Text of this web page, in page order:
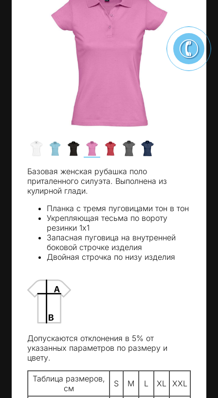
Базовая женская рубашка поло
приталенного силуэта. Выполнена из
кулирной глади.
Планка с тремя пуговицами тон в тон
Укрепляющая тесьма по вороту
резинки 1х1
Запасная пуговица на внутренней
боковой строчке изделия
Двойная строчка по низу изделия
Допускаются отклонения в 5% от
указанных параметров по размеру и
цвету.
Таблица размеров,
см
S M L XL XXL